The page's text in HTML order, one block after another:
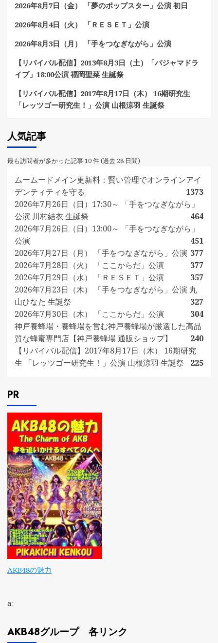
2026年8月7日（金） 「夢のポップスター」公演 初日
2026年8月4日（火） 「ＲＥＳＥＴ」公演
2026年8月3日（月） 「手をつなぎながら」公演
【リバイバル配信】2013年8月3日（土）「パジャマドラ
イブ」18:00公演 福岡聖菜 生誕祭
【リバイバル配信】2017年8月17日（木） 16期研究生
「レッツゴー研究生！」公演 山根涼羽 生誕祭
人気記事
最も訪問者が多かった記事 10 件 (過去 28 日間)
ムームードメイン更新料：賢い管理でオンラインアイ
デンティティを守る
1373
2026年7月26日（日）17:30～ 「手をつなぎながら」
公演 川村結衣 生誕祭
464
2026年7月26日（日）13:00～ 「手をつなぎながら」
公演
451
2026年7月27日（月） 「手をつなぎながら」公演 377
2026年7月28日（火） 「ここからだ」公演
377
2026年7月29日（水） 「ＲＥＳＥＴ」公演
357
2026年7月23日（木） 「手をつなぎながら」公演 丸
山ひなた 生誕祭
327
2026年7月30日（木） 「ここからだ」公演
304
神戸養蜂場・養蜂場を営む神戸養蜂場が厳選した高品
質な蜂蜜専門店【神戸養蜂場 通販ショップ】
240
【リバイバル配信】2017年8月17日（木） 16期研究
生 「レッツゴー研究生！」公演 山根涼羽 生誕祭
225
PR
AKB48の魅力
a:
AKB48グループ 各リンク